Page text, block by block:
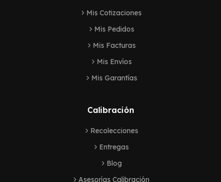
Mis Cotizaciones
Mis Pedidos
Mis Facturas
Mis Envíos
Mis Garantías
Calibración
Recolecciones
Entregas
Blog
Asesorías Calibración